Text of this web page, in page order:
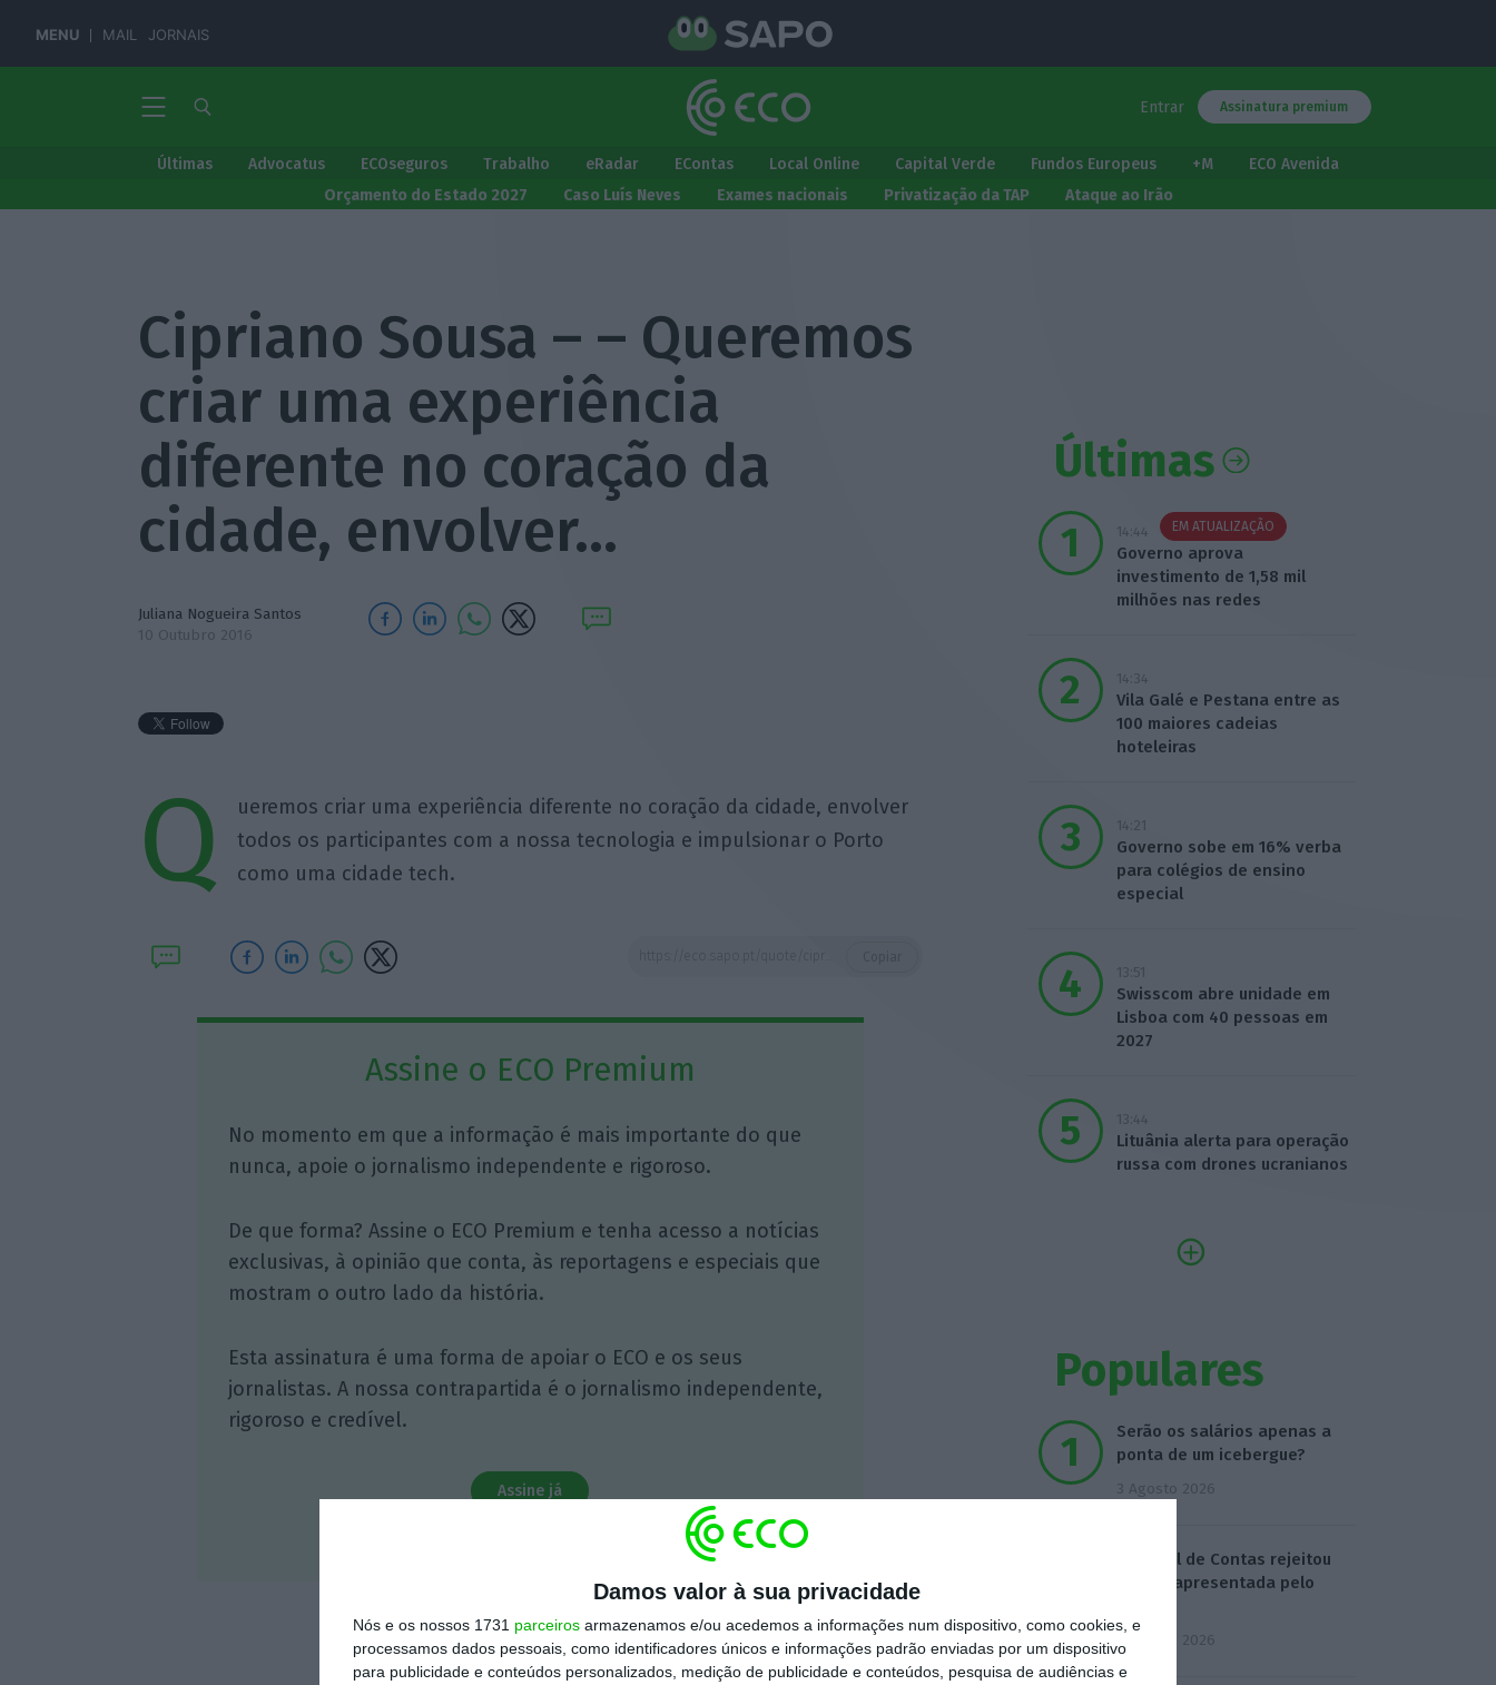
Damos valor à sua privacidade
Nós e os nossos 1731 parceiros armazenamos e/ou acedemos a informações num dispositivo, como cookies, e
processamos dados pessoais, como identificadores únicos e informações padrão enviadas por um dispositivo
para publicidade e conteúdos personalizados, medição de publicidade e conteúdos, pesquisa de audiências e
MENU MAIL JORNAIS
Entrar Assinatura premium
Últimas Advocatus ECOseguros Trabalho eRadar EContas Local Online Capital Verde Fundos Europeus +M
ECO Avenida
Orçamento do Estado 2027
Caso Luís Neves Exames nacionais Privatização da TAP Ataque ao Irão
Cipriano Sousa – – Queremos
criar uma experiência
diferente no coração da
cidade, envolver…
Juliana Nogueira Santos
10 Outubro 2016
Q
ueremos criar uma experiência diferente no coração da cidade, envolver
todos os participantes com a nossa tecnologia e impulsionar o Porto
como uma cidade tech.
Assine o ECO Premium
No momento em que a informação é mais importante do que
nunca, apoie o jornalismo independente e rigoroso.
De que forma? Assine o ECO Premium e tenha acesso a notícias
exclusivas, à opinião que conta, às reportagens e especiais que
mostram o outro lado da história.
Esta assinatura é uma forma de apoiar o ECO e os seus
jornalistas. A nossa contrapartida é o jornalismo independente,
rigoroso e credível.
Assine já
Últimas
14:44 EM ATUALIZAÇÃO
Governo aprova
investimento de 1,58 mil
milhões nas redes
14:34
Vila Galé e Pestana entre as
100 maiores cadeias
hoteleiras
14:21
Governo sobe em 16% verba
para colégios de ensino
especial
13:51
Swisscom abre unidade em
Lisboa com 40 pessoas em
2027
13:44
Lituânia alerta para operação
russa com drones ucranianos
Populares
Serão os salários apenas a
ponta de um icebergue?
3 Agosto 2026
Tribunal de Contas rejeitou
queixa apresentada pelo
3 Agosto 2026